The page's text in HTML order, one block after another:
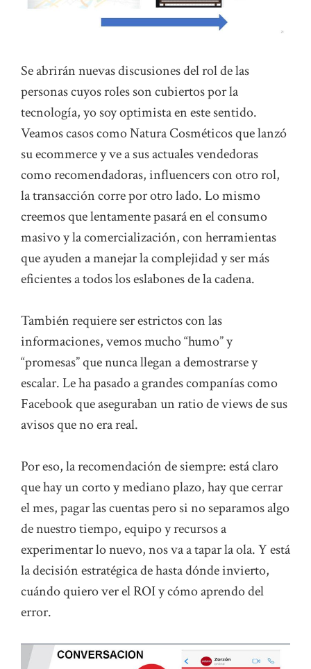
Se abrirán nuevas discusiones del rol de las
personas cuyos roles son cubiertos por la
tecnología, yo soy optimista en este sentido.
Veamos casos como Natura Cosméticos que lanzó
su ecommerce y ve a sus actuales vendedoras
como recomendadoras, influencers con otro rol,
la transacción corre por otro lado. Lo mismo
creemos que lentamente pasará en el consumo
masivo y la comercialización, con herramientas
que ayuden a manejar la complejidad y ser más
eficientes a todos los eslabones de la cadena.
También requiere ser estrictos con las
informaciones, vemos mucho “humo” y
“promesas” que nunca llegan a demostrarse y
escalar. Le ha pasado a grandes companías como
Facebook que aseguraban un ratio de views de sus
avisos que no era real.
Por eso, la recomendación de siempre: está claro
que hay un corto y mediano plazo, hay que cerrar
el mes, pagar las cuentas pero si no separamos algo
de nuestro tiempo, equipo y recursos a
experimentar lo nuevo, nos va a tapar la ola. Y está
la decisión estratégica de hasta dónde invierto,
cuándo quiero ver el ROI y cómo aprendo del
error.